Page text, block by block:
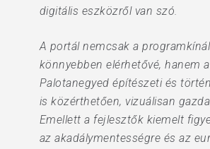
digitális eszközről van szó.
A portál nemcsak a
könnyebben elérhetővé, hanem
Palotanegyed építészeti és
is közérthetően, vizuálisan
Emellett a fejlesztők kiemelt
az akadálymentességre és az